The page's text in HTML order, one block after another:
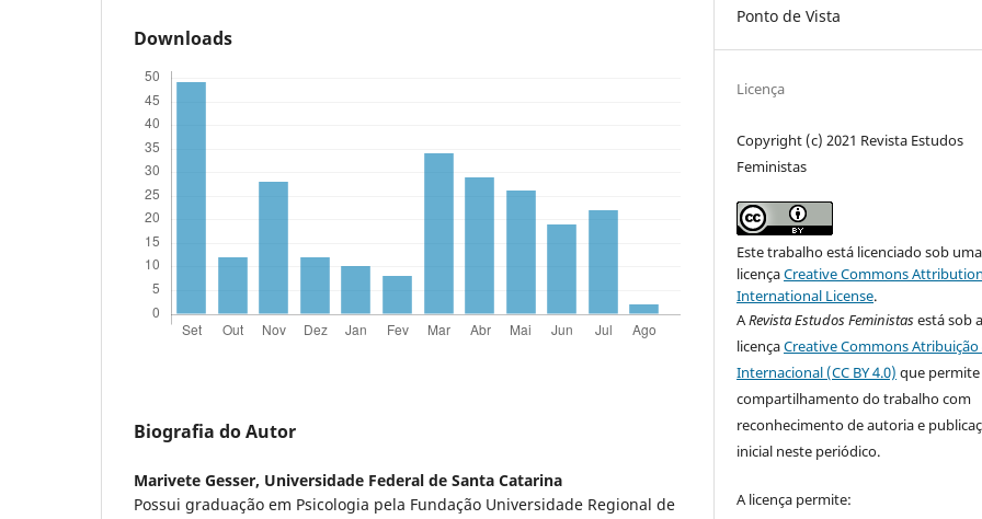
Downloads
Biografia do Autor
Marivete Gesser, Universidade Federal de Santa Catarina
Possui graduação em Psicologia pela Fundação Universidade Regional de
Ponto de Vista
Licença
Copyright (c) 2021 Revista Estudos
Feministas
Este trabalho está licenciado sob uma
licençaCreative Commons
International License.
ARevista Estudos Feministasestá sob a
licençaCreative Commons Atribuição
Internacional (CC BY 4.0) que
compartilhamento do trabalho com
reconhecimento de autoria e
inicial neste periódico.
A licença permite: